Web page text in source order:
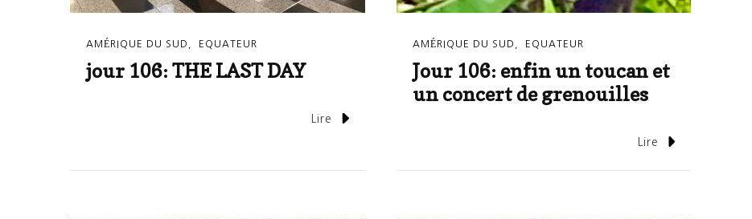
AMÉRIQUE DU SUD EQUATEUR
jour 106: THE LAST DAY
Lire
AMÉRIQUE DU SUD EQUATEUR
Jour 106: enfin un toucan et
un concert de grenouilles
Lire